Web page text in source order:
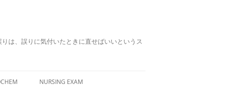
は、誤りに気付いたときに直せばいいというス
NURSING EXAM